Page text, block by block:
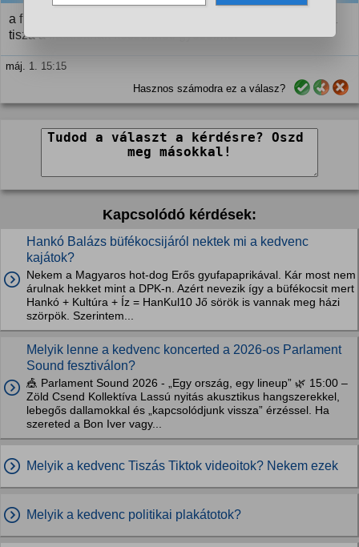
a fidesz meg az orbán csupán nem gondolt a fiatlokra......a
tisza a fiataloknak köszönheti győzelmét
máj. 1. 15:15
Hasznos számodra ez a válasz?
Kapcsolódó kérdések:
Hankó Balázs büfékocsijáról nektek mi a kedvenc
kajátok?
Nekem a Magyaros hot-dog Erős gyufapaprikával. Kár most nem
árulnak hekket mint a DPK-n. Azért nevezik így a büfékocsit mert
Hankó + Kultúra + Íz = HanKul10 Jő sörök is vannak meg házi
szörpök. Szerintem...
Melyik lenne a kedvenc koncerted a 2026-os Parlament
Sound fesztiválon?
🎪 Parlament Sound 2026 - „Egy ország, egy lineup” 🌿 15:00 –
Zöld Csend Kollektíva Lassú nyitás akusztikus hangszerekkel,
lebegős dallamokkal és „kapcsolódjunk vissza” érzéssel. Ha
szereted a Bon Iver vagy...
Melyik a kedvenc Tiszás Tiktok videoitok? Nekem ezek
Melyik a kedvenc politikai plakátotok?